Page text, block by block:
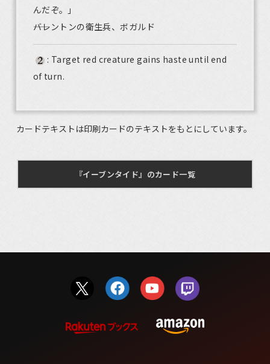
んだぞ。」
――バレントンの衛生兵、ボガルド
: Target red creature gains haste until end
of turn.
カードテキストは印刷カードのテキストをもとにしています。
『イーブンタイド』のカード一覧